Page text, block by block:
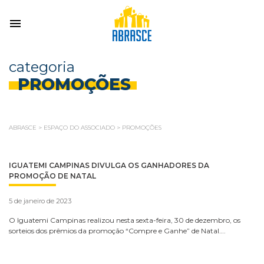
categoria
PROMOÇÕES
ABRASCE > ESPAÇO DO ASSOCIADO > PROMOÇÕES
IGUATEMI CAMPINAS DIVULGA OS GANHADORES DA
PROMOÇÃO DE NATAL
5 de janeiro de 2023
O Iguatemi Campinas realizou nesta sexta-feira, 30 de dezembro, os
sorteios dos prêmios da promoção “Compre e Ganhe” de Natal….